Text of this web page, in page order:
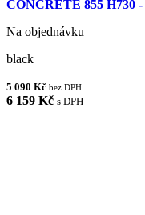
CONCRETE 855 H730 -
Na objednávku
black
5 090 Kč bez DPH
6 159 Kč s DPH